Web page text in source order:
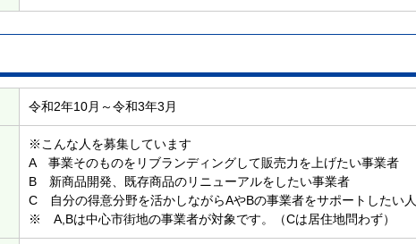
令和2年10月～令和3年3月
※こんな人を募集しています
A 事業そのものをリブランディングして販売力を上げたい事業者
B 新商品開発、既存商品のリニューアルをしたい事業者
C 自分の得意分野を活かしながらAやBの事業者をサポートしたい
※ A,Bは中心市街地の事業者が対象です。（Cは居住地問わず）